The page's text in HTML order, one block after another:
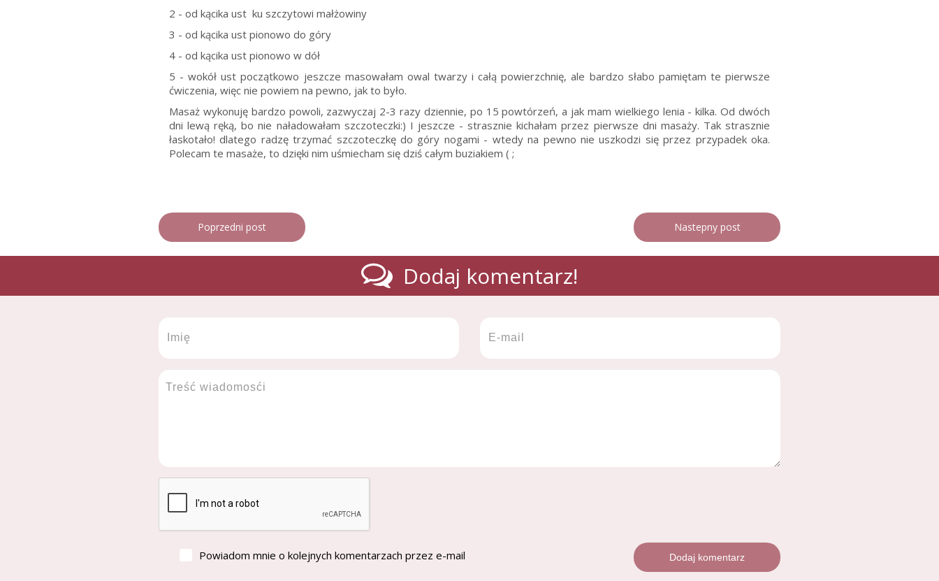
2 - od kącika ust ku szczytowi małżowiny
3 - od kącika ust pionowo do góry
4 - od kącika ust pionowo w dół
5 - wokół ust początkowo jeszcze masowałam owal twarzy i całą powierzchnię, ale bardzo słabo pamiętam te pierwsze
ćwiczenia, więc nie powiem na pewno, jak to było.
Masaż wykonuję bardzo powoli, zazwyczaj 2-3 razy dziennie, po 15 powtórzeń, a jak mam wielkiego lenia - kilka. Od dwóch
dni lewą ręką, bo nie naładowałam szczoteczki:) I jeszcze - strasznie kichałam przez pierwsze dni masaży. Tak strasznie
łaskotało! dlatego radzę trzymać szczoteczkę do góry nogami - wtedy na pewno nie uszkodzi się przez przypadek oka.
Polecam te masaże, to dzięki nim uśmiecham się dziś całym buziakiem ( ;
Poprzedni post Nastepny post
Dodaj komentarz!
Powiadom mnie o kolejnych komentarzach przez e-mail